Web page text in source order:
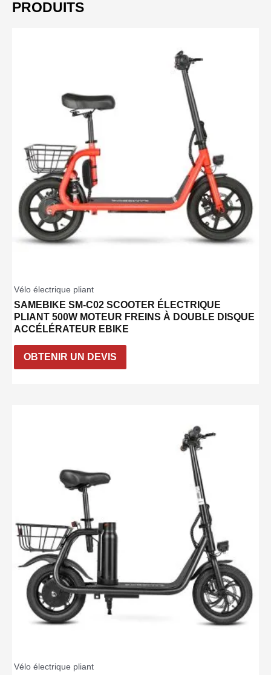
PRODUITS
Vélo électrique pliant
SAMEBIKE SM-C02 SCOOTER ÉLECTRIQUE
PLIANT 500W MOTEUR FREINS À DOUBLE DISQUE
ACCÉLÉRATEUR EBIKE
OBTENIR UN DEVIS
Vélo électrique pliant